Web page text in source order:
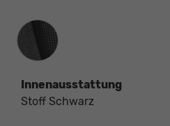
Innenausstattung
Innenausstattung
Stoff Schwarz